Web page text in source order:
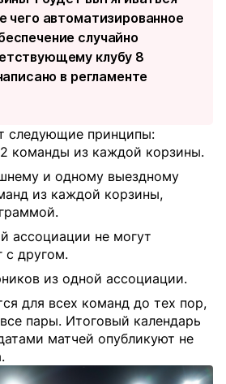
чего автоматизированное
случайно
клубу 8
в регламенте
следующие принципы:
команды из каждой корзины.
и одному выездному
из каждой корзины,
ассоциации не могут
с другом.
из одной ассоциации.
для всех команд до тех пор,
пары. Итоговый календарь
матчей опубликуют не